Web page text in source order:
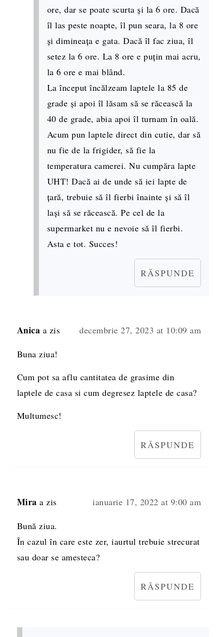
ore, dar se poate scurta și la 6 ore. Dacă
îl las peste noapte, îl pun seara, la 8 ore
și dimineața e gata. Dacă îl fac ziua, îl
setez la 6 ore. La 8 ore e puțin mai acru,
la 6 ore e mai blând.
La început încălzeam laptele la 85 de
grade și apoi îl lăsam să se răcească la
40 de grade, abia apoi îl turnam în oală.
Acum pun laptele direct din cutie, dar să
nu fie de la frigider, să fie la
temperatura camerei. Nu cumpăra lapte
UHT! Dacă ai de unde să iei lapte de
țară, trebuie să îl fierbi înainte și să îl
lași să se răcească. Pe cel de la
supermarket nu e nevoie să îl fierbi.
Asta e tot. Succes!
RĂSPUNDE
Anica a zis decembrie 27, 2023 at 10:09 am
Buna ziua!
Cum pot sa aflu cantitatea de grasime din
laptele de casa si cum degresez laptele de casa?
Multumesc!
RĂSPUNDE
Mira a zis ianuarie 17, 2022 at 9:00 am
Bună ziua.
În cazul în care este zer, iaurtul trebuie strecurat
sau doar se amesteca?
RĂSPUNDE